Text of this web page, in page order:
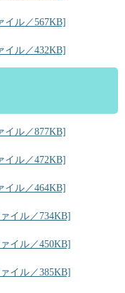
イル／567KB]
イル／432KB]
イル／877KB]
イル／472KB]
イル／464KB]
イル／734KB]
イル／450KB]
イル／385KB]